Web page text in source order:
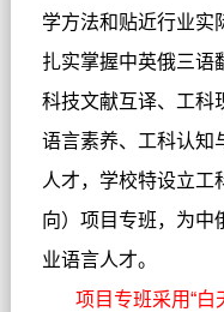
学方法和贴近行业实
扎实掌握中英俄三语
科技文献互译、工科
语言素养、工科认知
人才，学校特设立工
向）项目专班，为中
业语言人才。
项目专班采用“